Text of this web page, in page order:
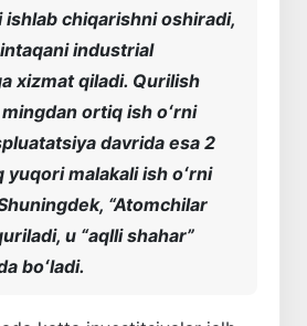
chiqarishni oshiradi,
industrial
xizmat qiladi. Qurilish
ortiq ish oʻrni
davrida esa 2
malakali ish oʻrni
“Atomchilar
u “aqlli shahar”
boʻladi.